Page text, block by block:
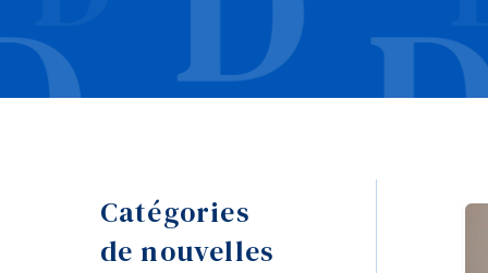
Catégories
de nouvelles